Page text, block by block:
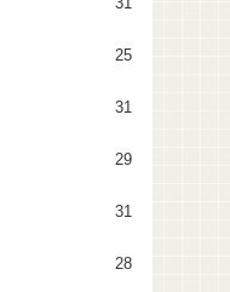
25
31
29
31
28